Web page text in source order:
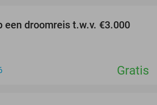
een droomreis t.w.v. €3.000
Gratis